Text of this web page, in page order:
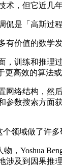
，但它近几年
是「高斯过程
值的数学发
训练和推理过
高效的算法
络结构，然后
参数搜索方面
域做了许多
，Yoshua
涉及到因果推